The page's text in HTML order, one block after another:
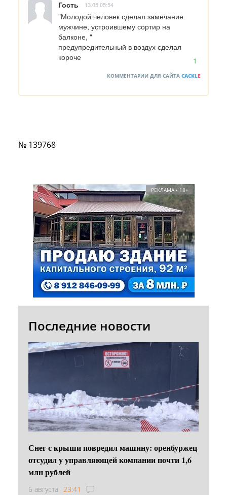
Гость 13.05 05:54
"Молодой человек сделал замечание
мужчине, устроившему сортир на
балконе, "
предупредительный в воздух сделал
короче
1
КОММЕНТАРИИ ДЛЯ САЙТА CACKLE
№ 139768
РЕКЛАМА • 18+
Последние новости
Снег с крыши повредил машину: оренбуржец
отсудил у управляющей компании почти 1,6
млн рублей
6 августа 23:41